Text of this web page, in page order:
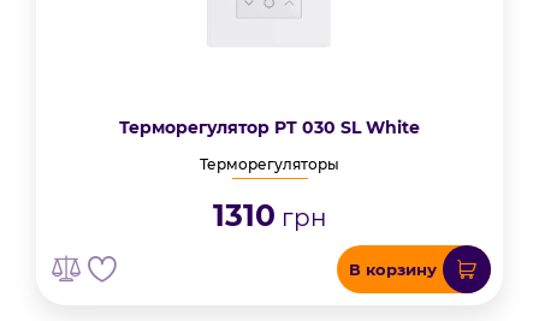
Терморегулятор PT 030 SL White
Терморегуляторы
1310 грн
В корзину